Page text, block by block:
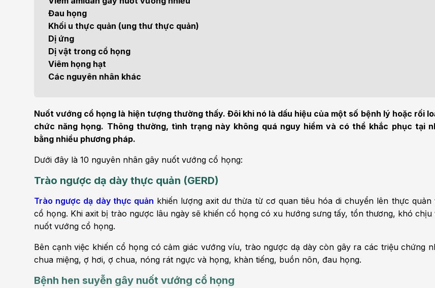
Thẩm mỹ
Tiêu hóa - Gan - Mật
Nội Tiết
Chấn thương chỉnh hình Nam học
Đau họng
Khối u thực quản (ung thư thực quản)
Dị ứng
Dị vật trong cổ họng
Viêm họng hạt
Các nguyên nhân khác
Nuốt vướng cổ họng là hiện tượng thường thấy. Đôi khi nó là dấu hiệu của một số bệnh lý hoặc rối
chức năng họng. Thông thường, tình trạng này không quá nguy hiểm và có thể khắc phục tại
bằng nhiều phương pháp.
Dưới đây là 10 nguyên nhân gây nuốt vướng cổ họng:
Trào ngược dạ dày thực quản (GERD)
Trào ngược dạ dày thực quản khiến lượng axit dư thừa từ cơ quan tiêu hóa di chuyển lên thực quản
cổ họng. Khi axit bị trào ngược lâu ngày sẽ khiến cổ họng có xu hướng sưng tấy, tổn thương, khó chịu
nuốt vướng cổ họng.
Bên cạnh việc khiến cổ họng có cảm giác vướng víu, trào ngược dạ dày còn gây ra các triệu chứng
chua miệng, ợ hơi, ợ chua, nóng rát ngực và họng, khàn tiếng, buồn nôn, đau họng.
Bệnh hen suyễn gây nuốt vướng cổ họng